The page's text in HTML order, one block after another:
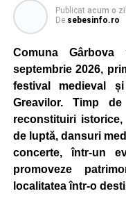
Publicat acum o zi
De sebesinfo.ro
Comuna
septembrie 2026,
festival medieval
Greavilor. Timp
reconstituiri
de luptă, dansuri
concerte, într-un
promoveze
localitatea într-o